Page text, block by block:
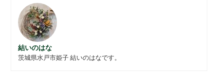
結いのはな
茨城県水戸市姫子 結いのはなです。